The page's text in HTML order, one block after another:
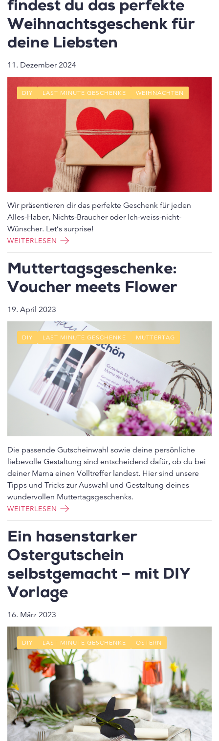
findest du das perfekte
Weihnachtsgeschenk für
deine Liebsten
11. Dezember 2024
DIY LAST MINUTE GESCHENKE WEIHNACHTEN
Wir präsentieren dir das perfekte Geschenk für jeden
Alles-Haber, Nichts-Braucher oder Ich-weiss-nicht-
Wünscher. Let’s surprise!
WEITERLESEN
Muttertagsgeschenke:
Voucher meets Flower
19. April 2023
DIY LAST MINUTE GESCHENKE MUTTERTAG
Die passende Gutscheinwahl sowie deine persönliche
liebevolle Gestaltung sind entscheidend dafür, ob du bei
deiner Mama einen Volltreffer landest. Hier sind unsere
Tipps und Tricks zur Auswahl und Gestaltung deines
wundervollen Muttertagsgeschenks.
WEITERLESEN
Ein hasenstarker
Ostergutschein
selbstgemacht – mit DIY
Vorlage
16. März 2023
DIY LAST MINUTE GESCHENKE OSTERN